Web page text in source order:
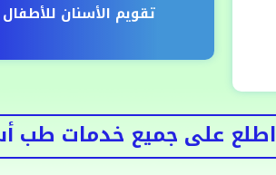
تقويم الأسنان للأطفال
اطلع على جميع خدمات طب